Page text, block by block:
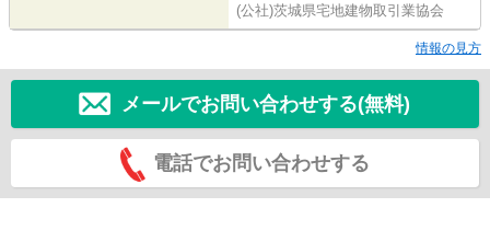
(公社)茨城県宅地建物取引業協会
情報の見方
メールでお問い合わせする(無料)
電話でお問い合わせする